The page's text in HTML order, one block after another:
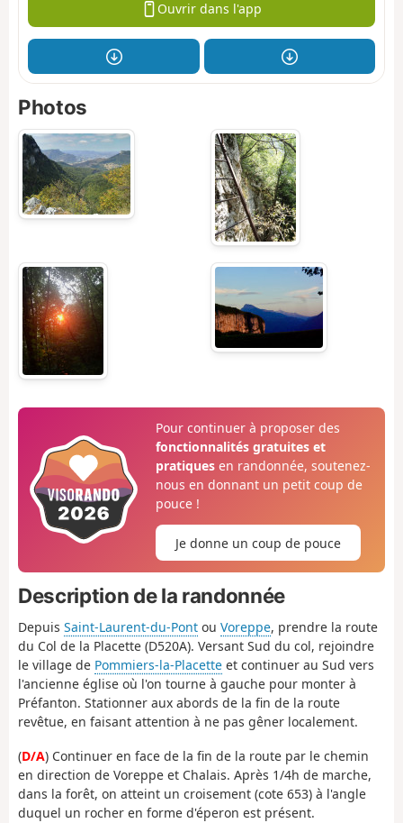
Ouvrir dans l'app
Photos
Pour continuer à proposer des
fonctionnalités gratuites et
pratiquesen randonnée, soutenez-
nous en donnant un petit coup de
pouce !
Je donne un coup de pouce
Description de la randonnée
Depuis Saint-Laurent-du-Pont ou Voreppe, prendre la route
du Col de la Placette (D520A). Versant Sud du col, rejoindre
le village de Pommiers-la-Placette et continuer au Sud vers
l'ancienne église où l'on tourne à gauche pour monter à
Préfanton. Stationner aux abords de la fin de la route
revêtue, en faisant attention à ne pas gêner localement.
(D/A) Continuer en face de la fin de la route par le chemin
en direction de Voreppe et Chalais. Après 1/4h de marche,
dans la forêt, on atteint un croisement (cote 653) à l'angle
duquel un rocher en forme d'éperon est présent.